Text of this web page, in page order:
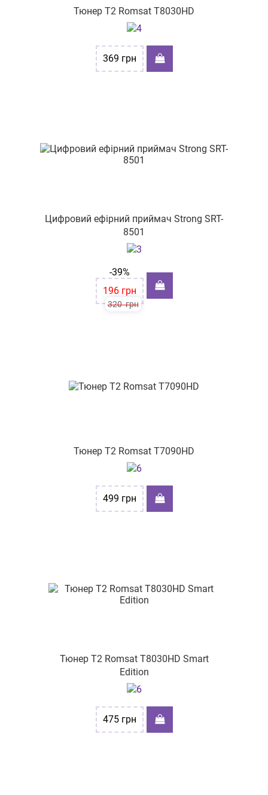
Тюнер Т2 Romsat T8030HD
369 грн
Цифровий ефірний приймач Strong SRT-
8501
320грн
-39%
196грн
Тюнер Т2 Romsat T7090HD
499 грн
Тюнер Т2 Romsat T8030HD Smart
Edition
475грн